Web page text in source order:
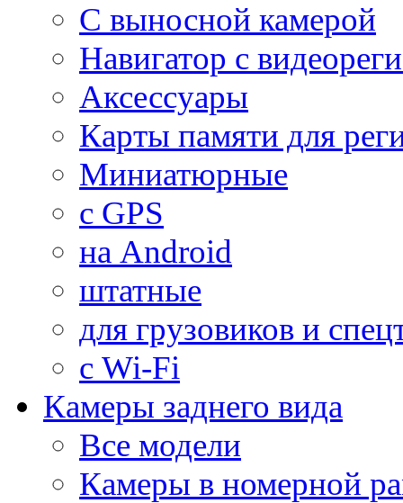
С выносной камерой
Навигатор с
Аксессуары
Карты памяти для
Миниатюрные
с GPS
на Android
штатные
для грузовиков и
с Wi-Fi
Камеры заднего вида
Все модели
Камеры в номерной